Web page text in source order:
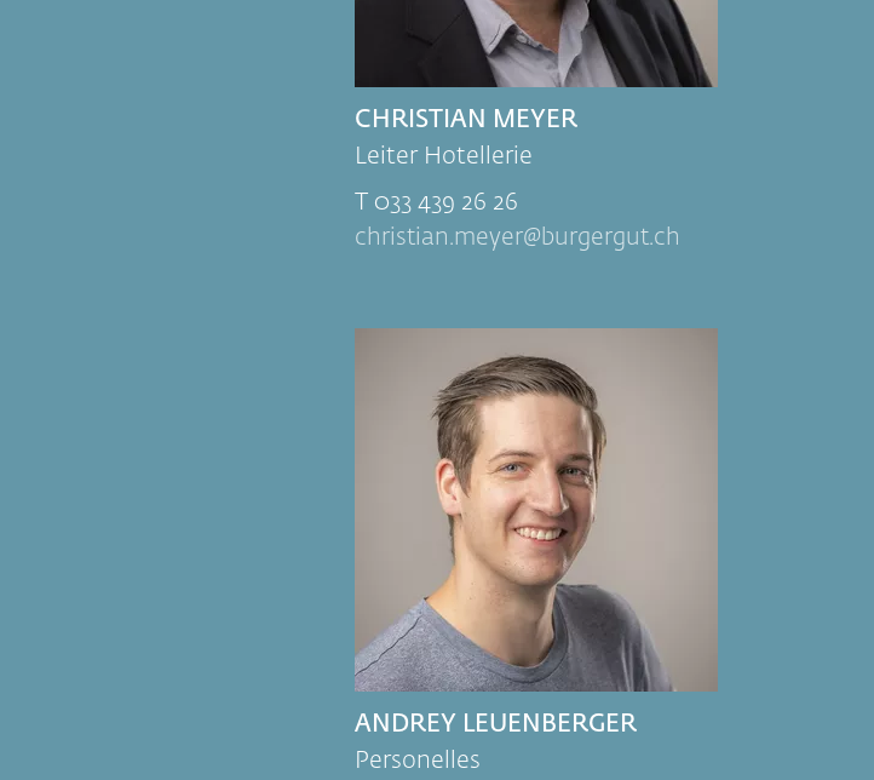
CHRISTIAN MEYER
Leiter Hotellerie
T 033 439 26 26
christian.meyer
burgergut.ch
ANDREY LEUENBERGER
Personelles